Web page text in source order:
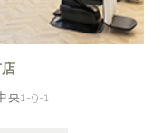
央1-9-1